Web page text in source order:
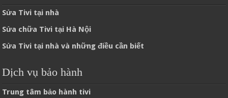
Sửa Tivi tại nhà
Sửa chữa Tivi tại Hà Nội
Sửa Tivi tại nhà và những điều cần biết
Dịch vụ bảo hành
Trung tâm bảo hành tivi